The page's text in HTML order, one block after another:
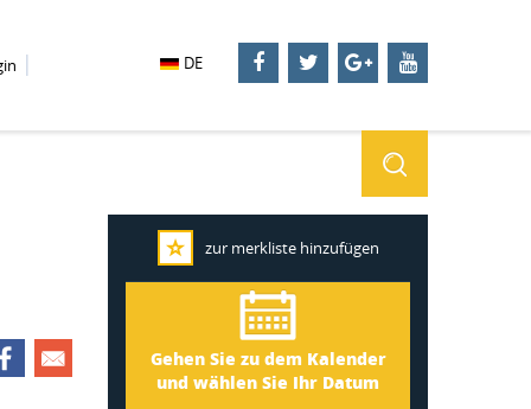
DE
zur merkliste hinzufügen
Småland 1144
Gehen Sie zu dem Kalender
und wählen Sie Ihr Datum
Ankunft
Abreise